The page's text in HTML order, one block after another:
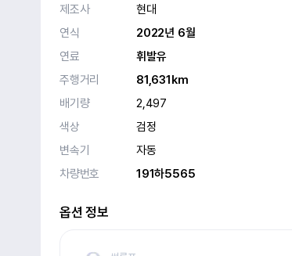
제조사
현대
연식
2022년 6월
연료
휘발유
주행거리
81,631km
배기량
2,497
색상
검정
변속기
자동
차량번호
191하5565
옵션 정보